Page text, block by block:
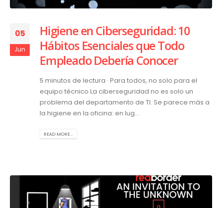
05
Jun
Higiene en Ciberseguridad: 10
Hábitos Esenciales que Todo
Empleado Debería Conocer
5 minutos de lectura · Para todos, no solo para el
equipo técnico La ciberseguridad no es solo un
problema del departamento de TI. Se parece más a
la higiene en la oficina: en lug...
READ MORE...